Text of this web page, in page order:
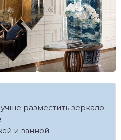
разместить зеркало
и ванной